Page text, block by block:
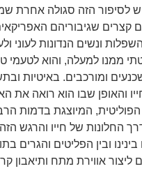
יש לסיפור הזה סגולה אחרת
קצרים שגיבוריהם
ונשים הנדונות לעוני
ממנו למעלה, והוא לטעמי
ומורכבים. באיטיות
והאופן שבו הוא רואה את
המיוצגת בדמות
החלונות של חייו והרגש
ובין הפליטים והגרים
ליצור אווירת מתח ותיאבון